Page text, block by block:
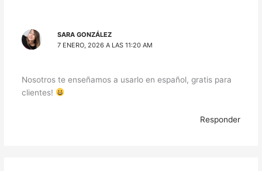
SARA GONZÁLEZ
7 ENERO, 2026 A LAS 11:20 AM
Nosotros te enseñamos a usarlo en español, gratis para
clientes!
Responder